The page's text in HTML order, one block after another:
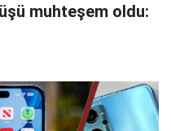
muhteşem oldu: